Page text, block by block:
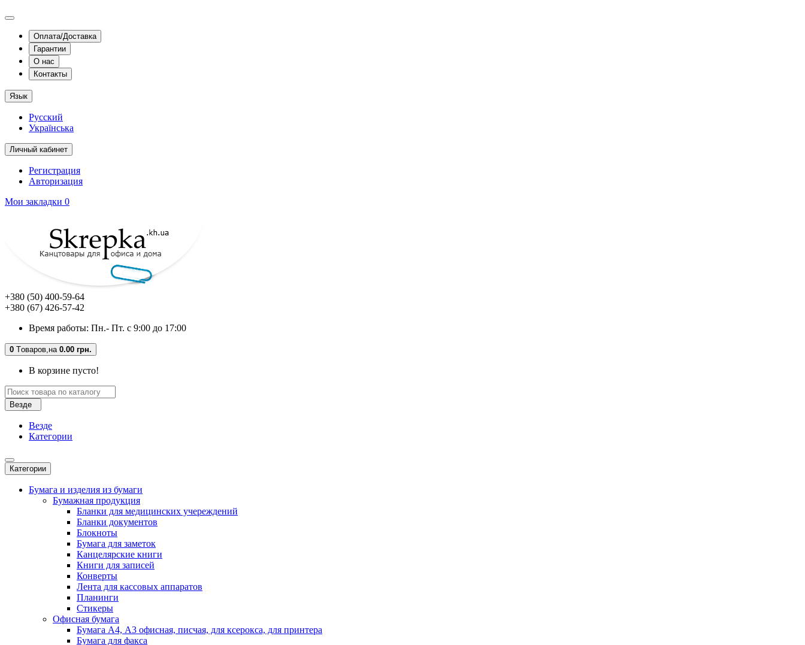
Оплата/Доставка
Гарантии
О нас
Контакты
Язык
Русский
Українська
Личный кабинет
Регистрация
Авторизация
Мои закладки 0
+380 (50) 400-59-64
+380 (67) 426-57-42
Время работы: Пн.- Пт. с 9:00 до 17:00
0 Tоваров,на 0.00 грн.
В корзине пусто!
Везде
Везде
Категории
Категории
Бумага и изделия из бумаги
Бумажная продукция
Бланки для медицинских учереждений
Бланки документов
Блокноты
Бумага для заметок
Канцелярские книги
Книги для записей
Конверты
Лента для кассовых аппаратов
Планинги
Стикеры
Офисная бумага
Бумага А4, А3 офисная, писчая, для ксерокса, для принтера
Бумага для факса